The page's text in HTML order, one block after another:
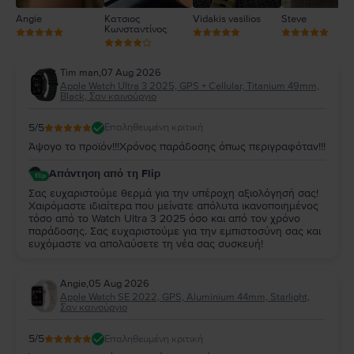
Angie
Κατσιος
Κωνσταντίνος
Vidakis vasilios Steve
Tim man,07 Aug 2026
Apple Watch Ultra 3 2025, GPS + Cellular, Titanium 49mm,
Black, Σαν καινούργιο
5/5 Επαληθευμένη κριτική
Άψογο το προϊόν!!!Χρόνος παράδοσης όπως περιγραφόταν!!!
Απάντηση από τη Flip
Σας ευχαριστούμε θερμά για την υπέροχη αξιολόγησή σας!
Χαιρόμαστε ιδιαίτερα που μείνατε απόλυτα ικανοποιημένος
τόσο από το Watch Ultra 3 2025 όσο και από τον χρόνο
παράδοσης. Σας ευχαριστούμε για την εμπιστοσύνη σας και
ευχόμαστε να απολαύσετε τη νέα σας συσκευή!
Angie,05 Aug 2026
Apple Watch SE 2022, GPS, Aluminium 44mm, Starlight,
Σαν καινούργιο
5/5 Επαληθευμένη κριτική